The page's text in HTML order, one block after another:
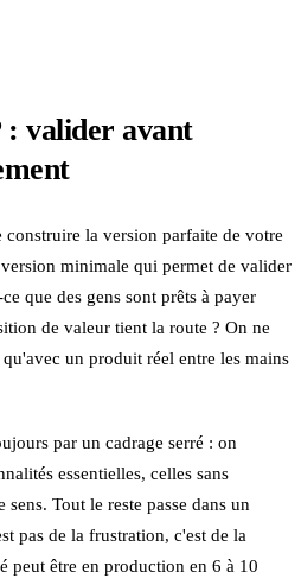
valider avant
construire la version parfaite de votre
minimale qui permet de valider
que des gens sont prêts à payer
de valeur tient la route ? On ne
un produit réel entre les mains
par un cadrage serré : on
essentielles, celles sans
Tout le reste passe dans un
pas de la frustration, c'est de la
peut être en production en 6 à 10